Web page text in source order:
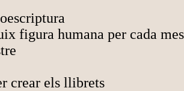
figura humana per cada mes
crear els llibrets